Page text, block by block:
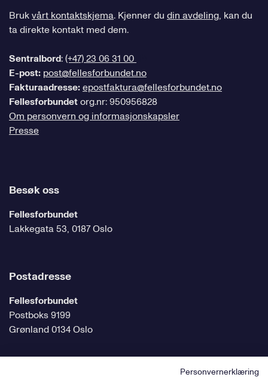
Brukvårt kontaktskjema. Kjenner du din avdeling, kan du
ta direkte kontakt med dem.
Sentralbord:(+47) 23 06 31 00
E-post: post@fellesforbundet.no
Fakturaadresse:epostfaktura@fellesforbundet.no
Fellesforbundetorg.nr: 950956828
Om personvern og informasjonskapsler
Presse
Besøk oss
Fellesforbundet
Lakkegata 53, 0187 Oslo
Postadresse
Fellesforbundet
Postboks 9199
Grønland 0134 Oslo
Personvernerklæring